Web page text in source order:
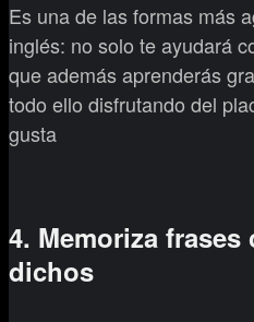
Es una de las formas más
inglés: no solo te ayudará
que además aprenderás
todo ello disfrutando del
gusta
4. Memoriza
dichos